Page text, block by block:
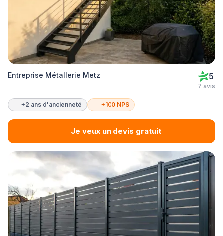
Entreprise Métallerie Metz 5
7 avis
+2 ans d'ancienneté +100 NPS
Je veux un devis gratuit